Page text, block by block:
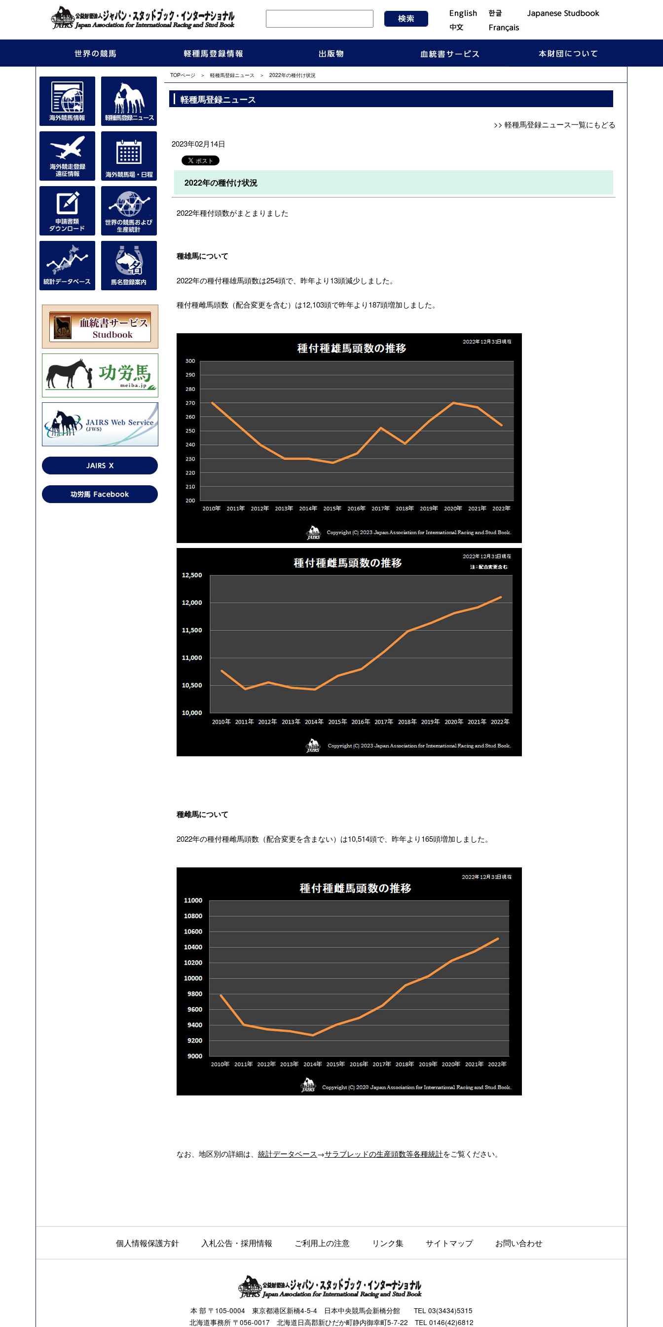
TOPページ ＞ 軽種馬登録ニュース ＞ 2022年の種付け状況
軽種馬登録ニュース
>> 軽種馬登録ニュース一覧にもどる
2023年02月14日
2022年の種付け状況
2022年種付頭数がまとまりました
種雄馬について
2022年の種付種雄馬頭数は254頭で、昨年より13頭減少しました。
種付種雌馬頭数（配合変更を含む）は12,103頭で昨年より187頭増加しました。
種雌馬について
2022年の種付種雌馬頭数（配合変更を含まない）は10,514頭で、昨年より165頭増加しました。
なお、地区別の詳細は、 統計データベース→サラブレッドの生産頭数等各種統計をご覧ください。
個人情報保護方針 入札公告・採用情報 ご利用上の注意 リンク集 サイトマップ お問い合わせ
本 部 〒105-0004 東京都港区新橋4-5-4 日本中央競馬会新橋分館 TEL 03(3434)5315
北海道事務所 〒056-0017 北海道日高郡新ひだか町静内御幸町5-7-22 TEL 0146(42)6812